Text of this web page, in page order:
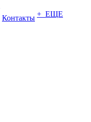
Контакты + ЕЩЕ